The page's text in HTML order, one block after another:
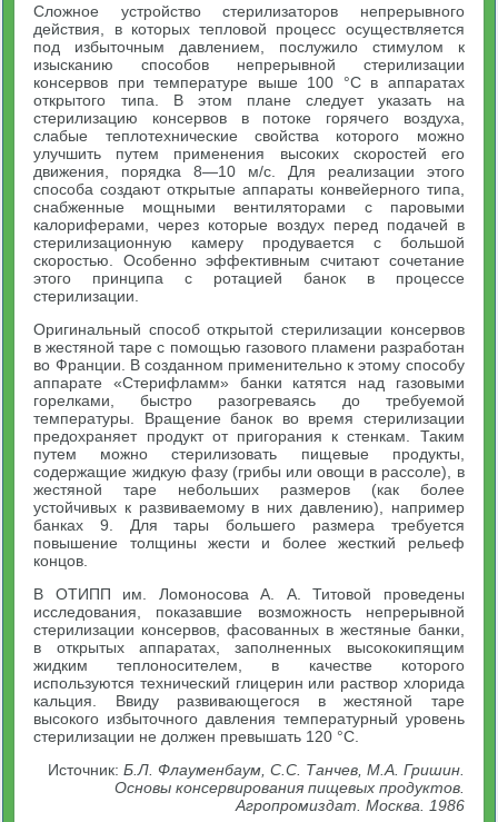
Сложное устройство стерилизаторов непрерывного
действия, в которых тепловой процесс осуществляется
под избыточным давлением, послужило стимулом к
изысканию способов непрерывной стерилизации
консервов при температуре выше 100 °С в аппаратах
открытого типа. В этом плане следует указать на
стерилизацию консервов в потоке горячего воздуха,
слабые теплотехнические свойства которого можно
улучшить путем применения высоких скоростей его
движения, порядка 8—10 м/с. Для реализации этого
способа создают открытые аппараты конвейерного типа,
снабженные мощными вентиляторами с паровыми
калориферами, через которые воздух перед подачей в
стерилизационную камеру продувается с большой
скоростью. Особенно эффективным считают сочетание
этого принципа с ротацией банок в процессе
стерилизации.
Оригинальный способ открытой стерилизации консервов
в жестяной таре с помощью газового пламени разработан
во Франции. В созданном применительно к этому способу
аппарате «Стерифламм» банки катятся над газовыми
горелками, быстро разогреваясь до требуемой
температуры. Вращение банок во время стерилизации
предохраняет продукт от пригорания к стенкам. Таким
путем можно стерилизовать пищевые продукты,
содержащие жидкую фазу (грибы или овощи в рассоле), в
жестяной таре небольших размеров (как более
устойчивых к развиваемому в них давлению), например
банках 9. Для тары большего размера требуется
повышение толщины жести и более жесткий рельеф
концов.
В ОТИПП им. Ломоносова А. А. Титовой проведены
исследования, показавшие возможность непрерывной
стерилизации консервов, фасованных в жестяные банки,
в открытых аппаратах, заполненных высококипящим
жидким теплоносителем, в качестве которого
используются технический глицерин или раствор хлорида
кальция. Ввиду развивающегося в жестяной таре
высокого избыточного давления температурный уровень
стерилизации не должен превышать 120 °С.
Источник: Б.Л. Флауменбаум, С.С. Танчев, М.А. Гришин.
Основы консервирования пищевых продуктов.
Агропромиздат. Москва. 1986